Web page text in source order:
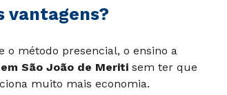
vantagens?
método presencial, o ensino a
São João de Meriti sem ter que
muito mais economia.